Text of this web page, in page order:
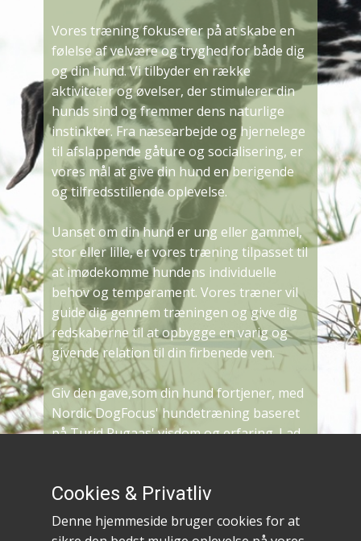
Vores træning fokuserer på at skabe en
følelse af velvære og tryghed for både dig
og din hund. Vi tilbyder en række
aktiviteter og øvelser, der stimulerer din
hunds sind og fremmer dens naturlige
instinkter. Fra næsearbejde og hjernelege
til afslappende gåture og socialisering, er
vores mål at give din hund en berigende
og tilfredsstillende oplevelse.
Uanset om din hund er ung eller gammel,
stor eller lille, er vores træning tilpasset til
at imødekomme hundens individuelle
behov og temperament. Vores træner vil
guide dig gennem træningen og give dig
redskaberne til at opbygge en varig og
givende relation til din firbenede ven.
Giv den gave,som din hund fortjener, med
Nordic DogFocus' hundetræning baseret
på Turid Rugaas' visdom og erfaring. Lad
Persondatapolitik hos Dogfocus
Cookies & Privatliv
Denne hjemmeside bruger cookies for at